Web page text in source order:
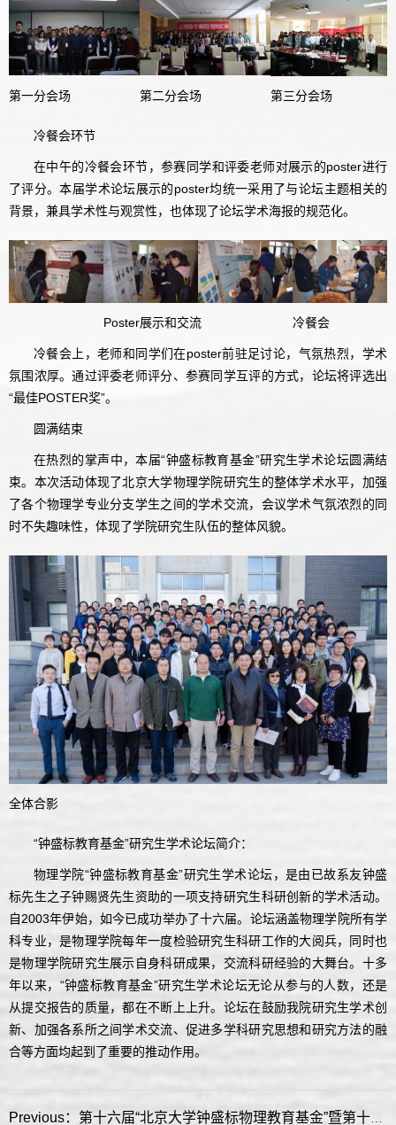
第一分会场 第二分会场 第三分会场
冷餐会环节
在中午的冷餐会环节，参赛同学和评委老师对展示的poster进行
了评分。本届学术论坛展示的poster均统一采用了与论坛主题相关的
背景，兼具学术性与观赏性，也体现了论坛学术海报的规范化。
Poster展示和交流 冷餐会
冷餐会上，老师和同学们在poster前驻足讨论，气氛热烈，学术
氛围浓厚。通过评委老师评分、参赛同学互评的方式，论坛将评选出
“最佳POSTER奖”。
圆满结束
在热烈的掌声中，本届“钟盛标教育基金”研究生学术论坛圆满结
束。本次活动体现了北京大学物理学院研究生的整体学术水平，加强
了各个物理学专业分支学生之间的学术交流，会议学术气氛浓烈的同
时不失趣味性，体现了学院研究生队伍的整体风貌。
全体合影
“钟盛标教育基金”研究生学术论坛简介：
物理学院“钟盛标教育基金”研究生学术论坛，是由已故系友钟盛
标先生之子钟赐贤先生资助的一项支持研究生科研创新的学术活动。
自2003年伊始，如今已成功举办了十六届。论坛涵盖物理学院所有学
科专业，是物理学院每年一度检验研究生科研工作的大阅兵，同时也
是物理学院研究生展示自身科研成果，交流科研经验的大舞台。十多
年以来，“钟盛标教育基金”研究生学术论坛无论从参与的人数，还是
从提交报告的质量，都在不断上上升。论坛在鼓励我院研究生学术创
新、加强各系所之间学术交流、促进多学科研究思想和研究方法的融
合等方面均起到了重要的推动作用。